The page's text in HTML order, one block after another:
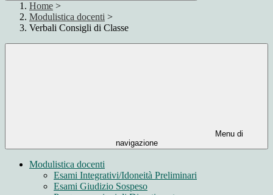
Home >
Modulistica docenti >
Verbali Consigli di Classe
Menu di
navigazione
Modulistica docenti
Esami Integrativi/Idoneità Preliminari
Esami Giudizio Sospeso